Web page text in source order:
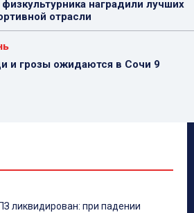
наградили лучших
отрасли
и грозы ожидаются в Сочи 9
ликвидирован: при падении